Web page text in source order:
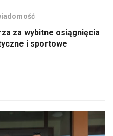
za wybitne osiągnięcia
i sportowe